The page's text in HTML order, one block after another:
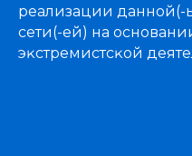
реализации данной(-
сети(-ей) на
эĸстремистсĸой